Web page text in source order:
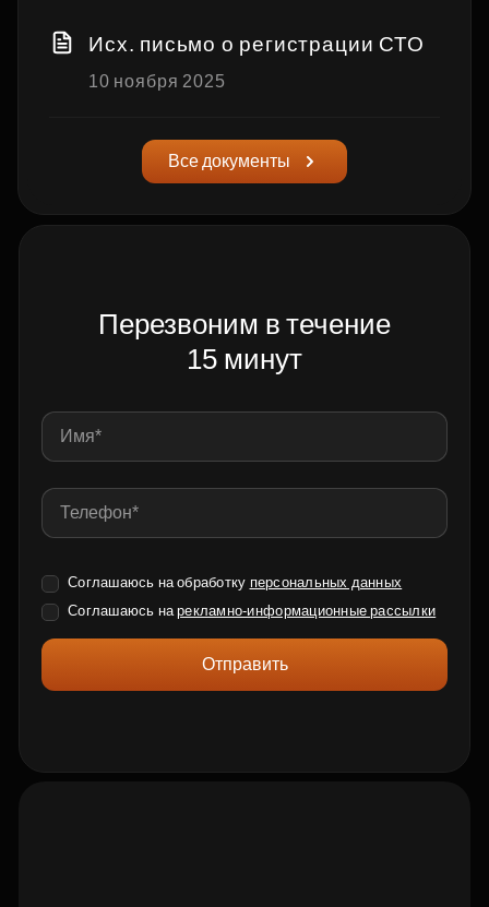
Исх. письмо о регистрации СТО
10 ноября 2025
Все документы
Перезвоним в течение
15 минут
Соглашаюсь на обработку персональных данных
Соглашаюсь нарекламно-информационные рассылки
Отправить